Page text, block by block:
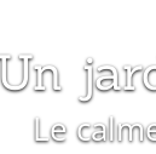
Le